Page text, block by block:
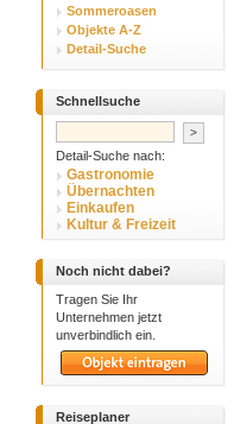
Sommeroasen
Objekte A-Z
Detail-Suche
Schnellsuche
Detail-Suche nach:
Gastronomie
Übernachten
Einkaufen
Kultur & Freizeit
Noch nicht dabei?
Tragen Sie Ihr
Unternehmen jetzt
unverbindlich ein.
Reiseplaner